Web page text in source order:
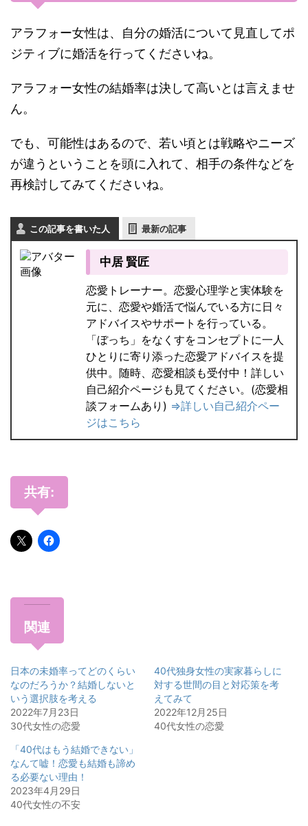
アラフォー女性は、自分の婚活について見直してポ
ジティブに婚活を行ってくださいね。
アラフォー女性の結婚率は決して高いとは言えませ
ん。
でも、可能性はあるので、若い頃とは戦略やニーズ
が違うということを頭に入れて、相手の条件などを
再検討してみてくださいね。
この記事を書いた人 最新の記事
中居 賢匠
恋愛トレーナー。恋愛心理学と実体験を
元に、恋愛や婚活で悩んでいる方に日々
アドバイスやサポートを行っている。
「ぼっち」をなくすをコンセプトに一人
ひとりに寄り添った恋愛アドバイスを提
供中。随時、恋愛相談も受付中！詳しい
自己紹介ページも見てください。(恋愛相
談フォームあり) ⇒詳しい自己紹介ペー
ジはこちら
共有:
関連
日本の未婚率ってどのくらい
なのだろうか？結婚しないと
いう選択肢を考える
2022年7月23日
30代女性の恋愛
40代独身女性の実家暮らしに
対する世間の目と対応策を考
えてみて
2022年12月25日
40代女性の恋愛
「40代はもう結婚できない」
なんて嘘！恋愛も結婚も諦め
る必要ない理由！
2023年4月29日
40代女性の不安